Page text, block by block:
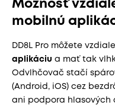
Možnosť
mobilnú
DD8L Pro môžete
aplikáciu a mať tak
Odvlhčovač stačí
(Android, iOS) cez
ani podpora hlasových